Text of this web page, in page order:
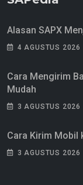
Alasan SAPX
4 AGUSTUS 2026
Cara Mengirim
Mudah
3 AGUSTUS 2026
Cara Kirim Mobil
3 AGUSTUS 2026